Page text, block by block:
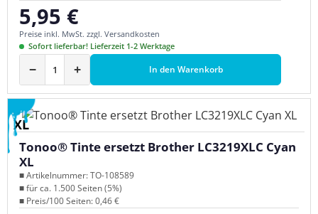
Regulärer Preis:
5,95 €
Preise inkl. MwSt. zzgl. Versandkosten
Sofort lieferbar! Lieferzeit 1-2 Werktage
− + In den Warenkorb
XL
Tonoo® Tinte ersetzt Brother LC3219XLC Cyan
XL
■ Artikelnummer: TO-108589
■ für ca. 1.500 Seiten (5%)
■ Preis/100 Seiten: 0,46 €